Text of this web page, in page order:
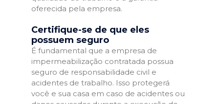
oferecida pela empresa.
Certifique-se de que eles
possuem seguro
É fundamental que a empresa de
impermeabilização contratada possua
seguro de responsabilidade civil e
acidentes de trabalho. Isso protegerá
você e sua casa em caso de acidentes ou